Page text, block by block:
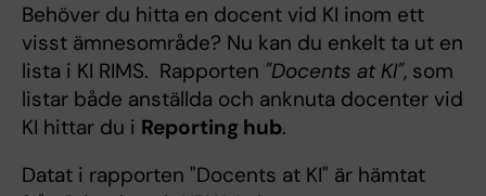
Behöver du hitta en docent vid KI inom ett
visst ämnesområde? Nu kan du enkelt ta ut en
lista i KI RIMS. Rapporten "Docents at KI", som
listar både anställda och anknuta docenter vid
KI hittar du i Reporting hub.
Datat i rapporten "Docents at KI" är hämtat